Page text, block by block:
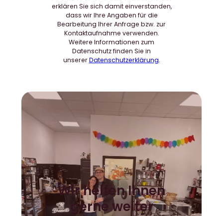
erklären Sie sich damit einverstanden,
dass wir Ihre Angaben für die
Bearbeitung Ihrer Anfrage bzw. zur
Kontaktaufnahme verwenden.
Weitere Informationen zum
Datenschutz finden Sie in
unsererDatenschutzerklärung.
Wir helfen Ihnen
gerne weiter